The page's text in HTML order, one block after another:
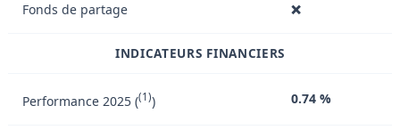
Fonds de partage ❌
INDICATEURS FINANCIERS
Performance 2025 ((1)) 0.74 %